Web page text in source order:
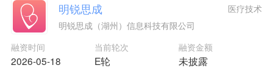
明锐思成
明锐思成（湖州）信息科技有限公司
融资时间
2026-05-18
当前轮次
E轮
融资金额
未披露
医疗技术